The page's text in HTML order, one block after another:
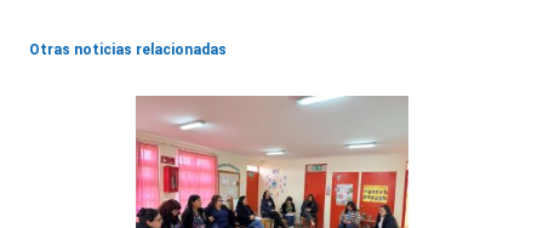
Otras noticias relacionadas